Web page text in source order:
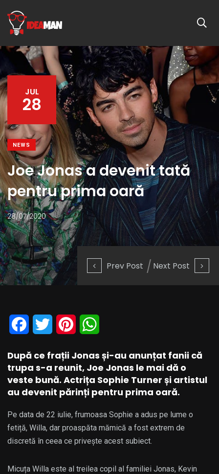
Prev Post Next Post
JUL
28
NEWS
Joe Jonas a devenit tată
pentru prima oară
28/07/2020
Facebook
Twitter Pinterest
După ce frații Jonas și-au anunțat fanii că
trupa s-a reunit, Joe Jonas le mai dă o
veste bună. Actrița Sophie Turner și artistul
au devenit părinți pentru prima oară.
Pe data de 22 iulie, frumoasa Sophie a adus pe lume o
fetiță, Willa, dar proaspăta mămică a fost extrem de
discretă în ceea ce privește acest subiect.
Micuța Willa este al treilea copil al familiei Jonas, Kevin